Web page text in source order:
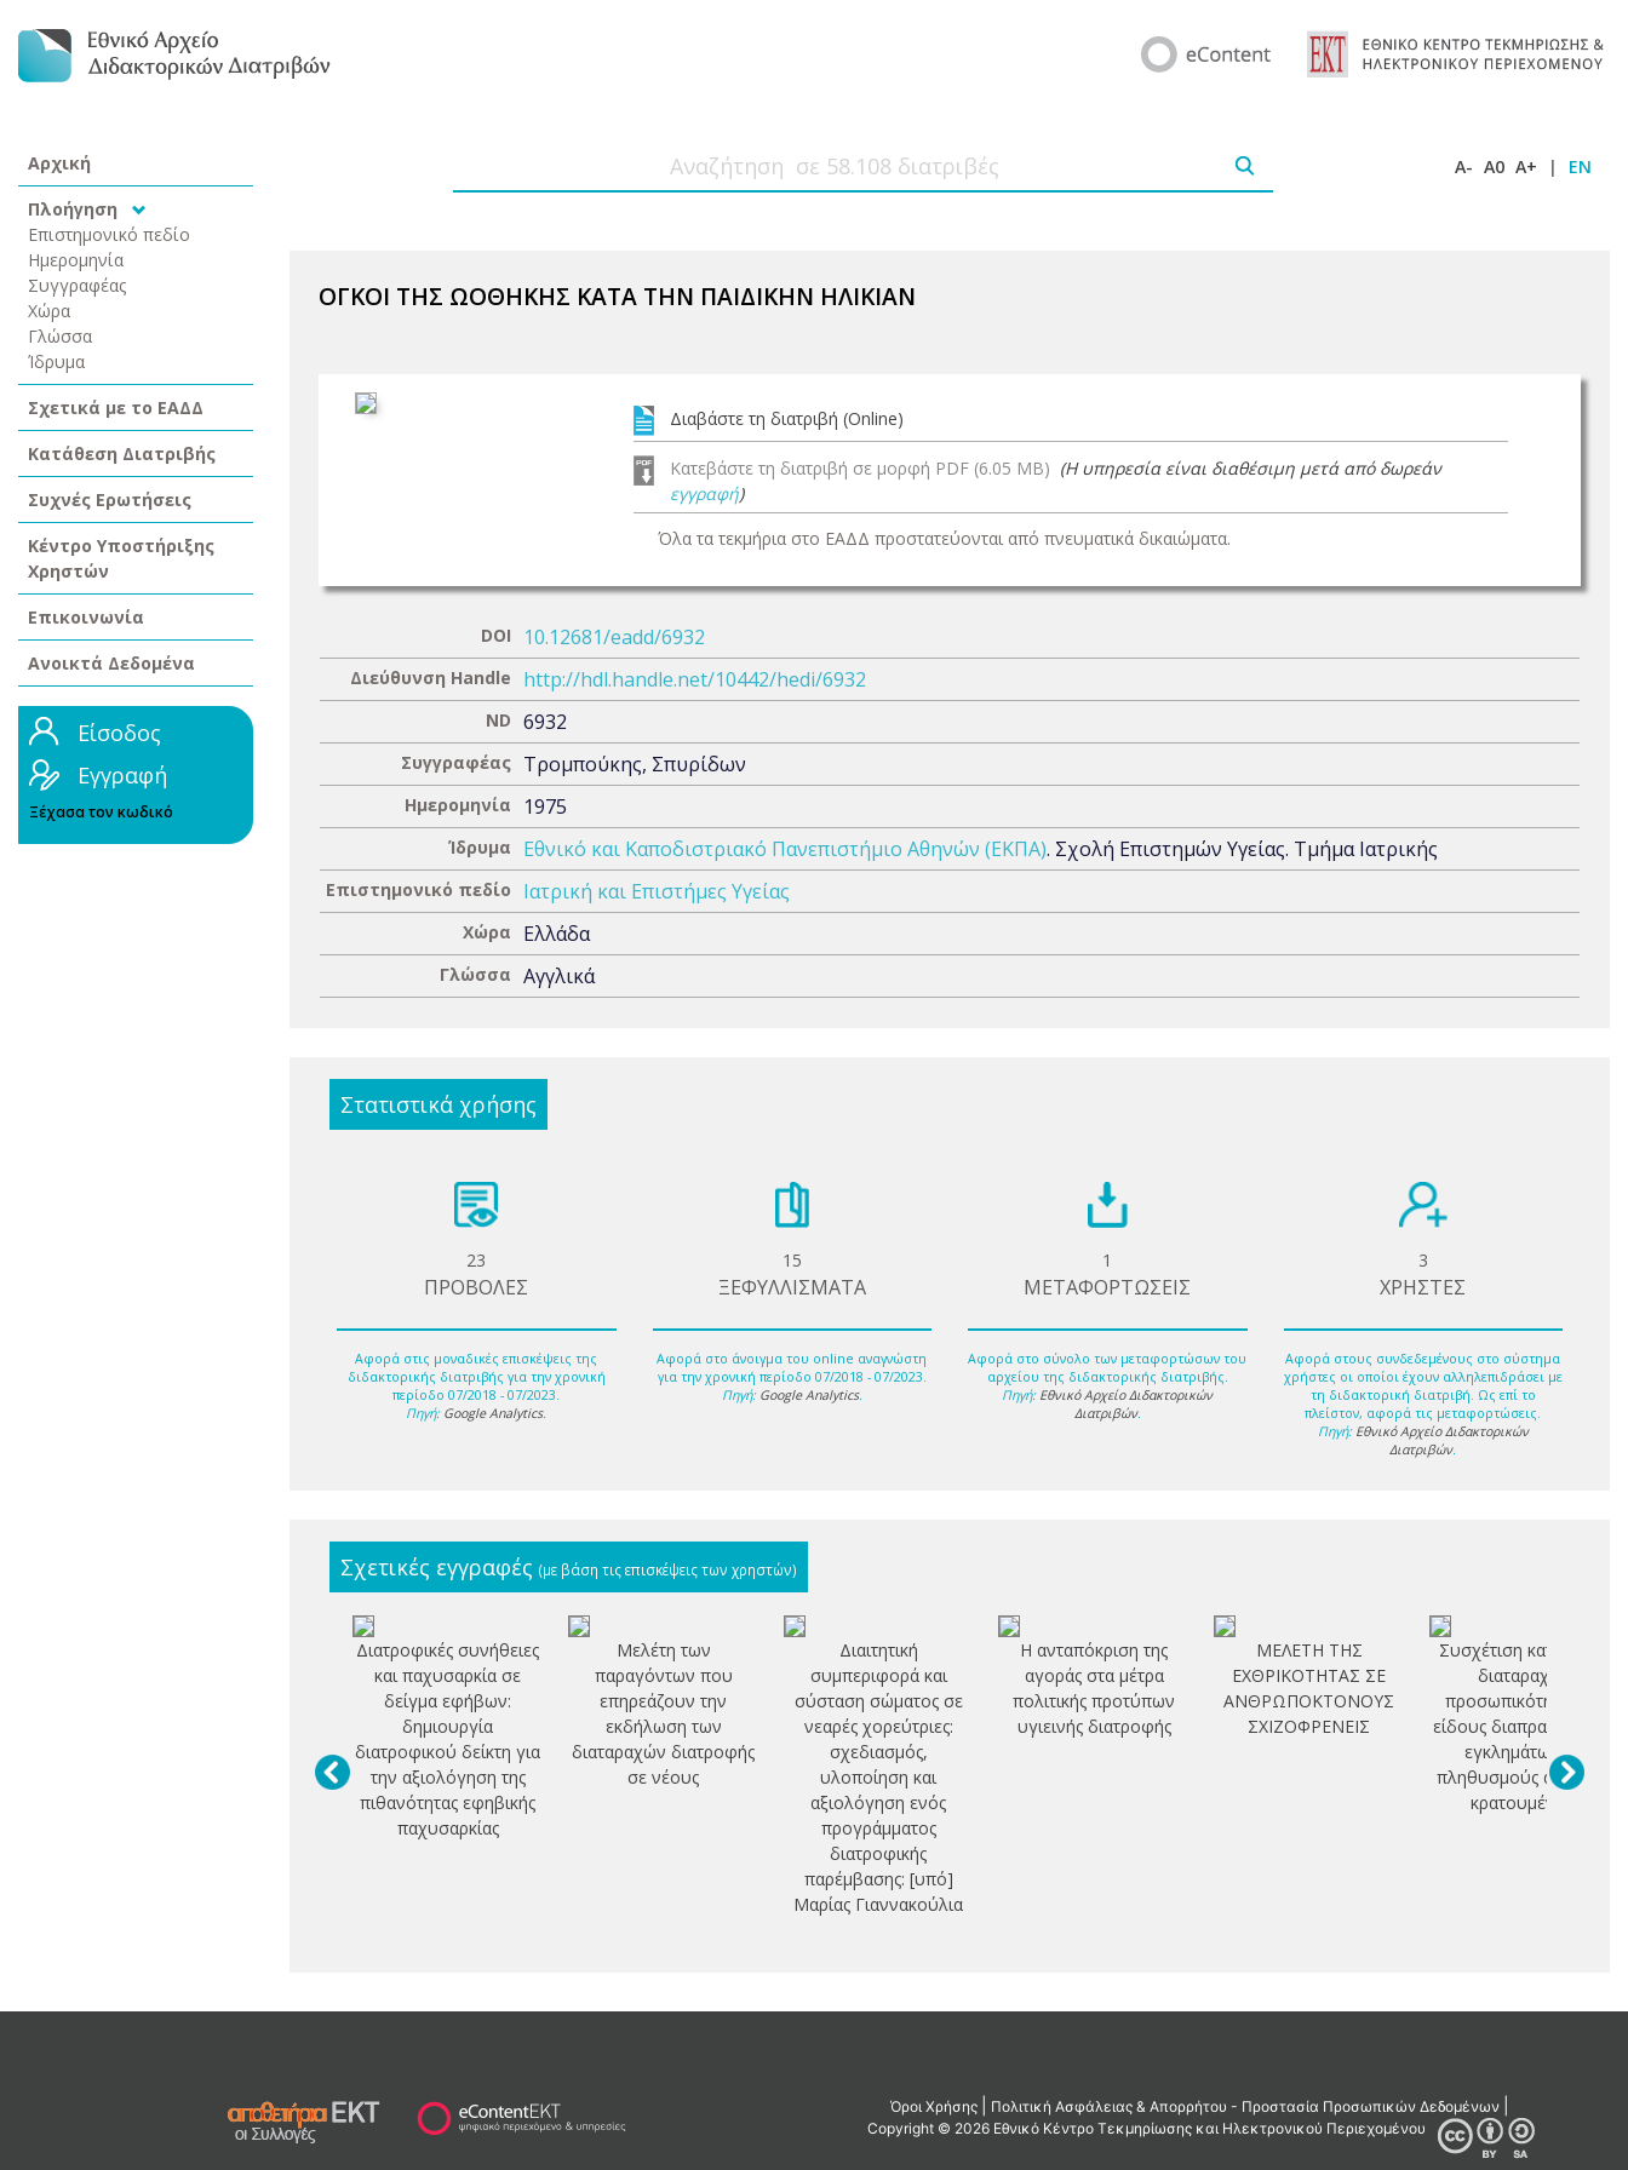
Αρχική
Πλοήγηση
Επιστημονικό πεδίο
Ημερομηνία
Συγγραφέας
Χώρα
Γλώσσα
Ίδρυμα
Σχετικά με το ΕΑΔΔ
Κατάθεση Διατριβής
Συχνές Ερωτήσεις
Κέντρο Υποστήριξης
Χρηστών
Επικοινωνία
Ανοικτά Δεδομένα
Είσοδος
Εγγραφή
Ξέχασα τον κωδικό
A- A0 A+ | EN
ΟΓΚΟΙ ΤΗΣ ΩΟΘΗΚΗΣ ΚΑΤΑ ΤΗΝ ΠΑΙΔΙΚΗΝ ΗΛΙΚΙΑΝ
Διαβάστε τη διατριβή (Online)
Κατεβάστε τη διατριβή σε μορφή PDF (6.05 MB) (Η υπηρεσία είναι διαθέσιμη μετά από δωρεάν
εγγραφή)
Όλα τα τεκμήρια στο ΕΑΔΔ προστατεύονται από πνευματικά δικαιώματα.
DOI 10.12681/eadd/6932
Διεύθυνση Handle http://hdl.handle.net/10442/hedi/6932
ND 6932
Συγγραφέας Τρομπούκης, Σπυρίδων
Ημερομηνία 1975
Ίδρυμα Εθνικό και Καποδιστριακό Πανεπιστήμιο Αθηνών (ΕΚΠΑ). Σχολή Επιστημών Υγείας. Τμήμα Ιατρικής
Επιστημονικό πεδίο Ιατρική και Επιστήμες Υγείας
Χώρα Ελλάδα
Γλώσσα Αγγλικά
Στατιστικά χρήσης
23
ΠΡΟΒΟΛΕΣ
Αφορά στις μοναδικές επισκέψεις της
διδακτορικής διατριβής για την χρονική
περίοδο 07/2018 - 07/2023.
Πηγή: Google Analytics.
15
ΞΕΦΥΛΛΙΣΜΑΤΑ
Αφορά στο άνοιγμα του online αναγνώστη
για την χρονική περίοδο 07/2018 - 07/2023.
Πηγή: Google Analytics.
1
ΜΕΤΑΦΟΡΤΩΣΕΙΣ
Αφορά στο σύνολο των μεταφορτώσων του
αρχείου της διδακτορικής διατριβής.
Πηγή: Εθνικό Αρχείο Διδακτορικών
Διατριβών.
3
ΧΡΗΣΤΕΣ
Αφορά στους συνδεδεμένους στο σύστημα
χρήστες οι οποίοι έχουν αλληλεπιδράσει με
τη διδακτορική διατριβή. Ως επί το
πλείστον, αφορά τις μεταφορτώσεις.
Πηγή: Εθνικό Αρχείο Διδακτορικών
Διατριβών.
Σχετικές εγγραφές (με βάση τις επισκέψεις των χρηστών)
Διατροφικές συνήθειες
και παχυσαρκία σε
δείγμα εφήβων:
δημιουργία
διατροφικού δείκτη για
την αξιολόγηση της
πιθανότητας εφηβικής
παχυσαρκίας
Μελέτη των
παραγόντων που
επηρεάζουν την
εκδήλωση των
διαταραχών διατροφής
σε νέους
Διαιτητική
συμπεριφορά και
σύσταση σώματος σε
νεαρές χορεύτριες:
σχεδιασμός,
υλοποίηση και
αξιολόγηση ενός
προγράμματος
διατροφικής
παρέμβασης: [υπό]
Μαρίας Γιαννακούλια
Η ανταπόκριση της
αγοράς στα μέτρα
πολιτικής προτύπων
υγιεινής διατροφής
ΜΕΛΕΤΗ ΤΗΣ
ΕΧΘΡΙΚΟΤΗΤΑΣ ΣΕ
ΑΝΘΡΩΠΟΚΤΟΝΟΥΣ
ΣΧΙΖΟΦΡΕΝΕΙΣ
Συσχέτιση κατανομής
διαταραχών
προσωπικότητας και
είδους διαπραχθέντων
εγκλημάτων σε
πληθυσμούς αρρένων
κρατουμένων